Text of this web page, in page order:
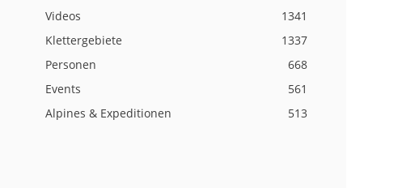
Videos
1341
Klettergebiete
1337
Personen
668
Events
561
Alpines & Expeditionen
513